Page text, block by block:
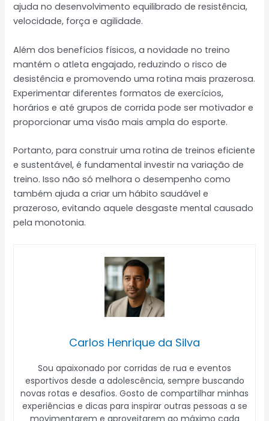
ajuda no desenvolvimento equilibrado de resistência,
velocidade, força e agilidade.
Além dos benefícios físicos, a novidade no treino
mantém o atleta engajado, reduzindo o risco de
desistência e promovendo uma rotina mais prazerosa.
Experimentar diferentes formatos de exercícios,
horários e até grupos de corrida pode ser motivador e
proporcionar uma visão mais ampla do esporte.
Portanto, para construir uma rotina de treinos eficiente
e sustentável, é fundamental investir na variação de
treino. Isso não só melhora o desempenho como
também ajuda a criar um hábito saudável e
prazeroso, evitando aquele desgaste mental causado
pela monotonia.
Carlos Henrique da Silva
Sou apaixonado por corridas de rua e eventos
esportivos desde a adolescência, sempre buscando
novas rotas e desafios. Gosto de compartilhar minhas
experiências e dicas para inspirar outras pessoas a se
movimentarem e aproveitarem ao máximo cada